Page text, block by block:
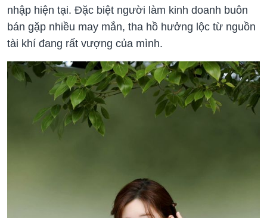
nhập hiện tại. Đặc biệt người làm kinh doanh buôn
bán gặp nhiều may mắn, tha hồ hưởng lộc từ nguồn
tài khí đang rất vượng của mình.